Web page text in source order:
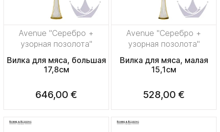
Avenue "Серебро +
узорная позолота"
Вилка для мяса, большая
17,8см
646,00 €
Avenue "Серебро +
узорная позолота"
Вилка для мяса, малая
15,1см
528,00 €